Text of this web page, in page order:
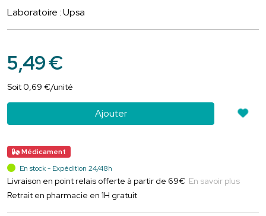
Laboratoire : Upsa
5,49€
Soit 0,69 €/unité
Ajouter
Médicament
En stock - Expédition 24/48h
Livraison en point relais offerte à partir de 69€ En savoir plus
Retrait en pharmacie en 1H gratuit